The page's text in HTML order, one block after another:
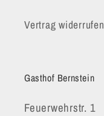
Vertrag widerrufen
Gasthof Bernstein
Feuerwehrstr. 1